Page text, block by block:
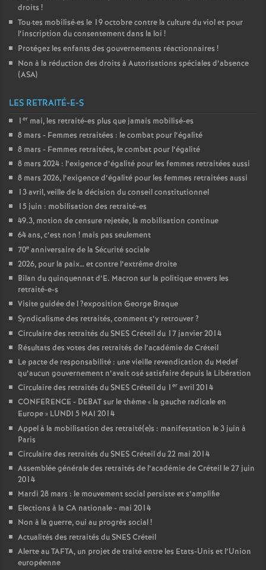
droits !
Tou·tes mobilisé·es le 19 octobre contre la culture du viol et pour
l’inscription du consentement dans la loi !
Protégez les enfants des gouvernements réactionnaires !
Non à la réduction des droits à Autorisations spéciales d’absence
(ASA)
LES RETRAITÉ-E-S
1 er mai, les retraité-es plus que jamais mobilisé-es
8 mars - Femmes retraitées : le combat pour l’égalité
8 mars - Femmes retraitées, le combat pour l’égalité
8 mars 2024 : l’exigence d’égalité pour les femmes retraitées aussi
8 mars 2026, l’exigence d’égalité pour les femmes retraitées aussi
13 avril, veille de la décision du conseil constitutionnel
15 juin : mobilisation des retraité-es
49.3, motion de censure rejetée, la mobilisation continue
64 ans, c’est non ! mais pas seulement
70e anniversaire de la Sécurité sociale
2026, pour la paix… et contre l’extrême droite
Bilan du quinquennat d’E. Macron sur la politique envers les
retraité-e-s
Visite guidée de l?exposition George Braque
Syndicalisme des retraités, comment s’y retrouver?
Circulaire des retraités duSNESCréteil du 17 janvier 2014
Résultats des votes des retraités de l’académie de Créteil
Le pacte de responsabilité : une vieille revendication du Medef
qu’aucun gouvernement n’avait osé satisfaire depuis la Libération
Circulaire des retraités duSNESCréteil du 1 er avril 2014
CONFERENCE - DEBATsur le thème « la gauche radicale en
Europe» LUNDI 5 MAI 2014
Appel à la mobilisation des retraité(e)s : manifestation le 3 juin à
Paris
Circulaire des retraités duSNESCréteil du 22 mai 2014
Assemblée générale des retraités de l’académie de Créteil le 27 juin
2014
Mardi 28 mars : le mouvement social persiste et s’amplifie
Elections à la CA nationale - mai 2014
Non à la guerre, oui au progrès social!
Actualités des retraités duSNESCréteil
Alerte auTAFTA, un projet de traité entre les Etats-Unis et l’Union
européenne